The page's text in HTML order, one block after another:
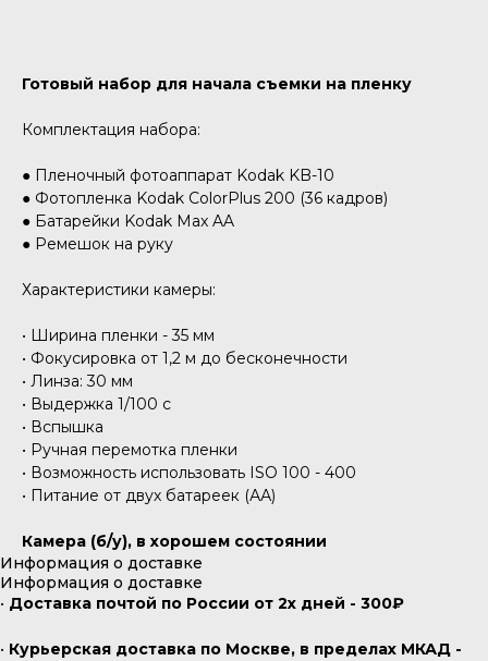
Готовый набор для начала съемки на пленку
Комплектация набора:
● Пленочный фотоаппарат Kodak KB-10
● Фотопленка Kodak ColorPlus 200 (36 кадров)
● Батарейки Kodak Max AA
● Ремешок на руку
Характеристики камеры:
• Ширина пленки - 35 мм
• Фокусировка от 1,2 м до бесконечности
• Линза: 30 мм
• Выдержка 1/100 c
• Вспышка
• Ручная перемотка пленки
• Возможность использовать ISO 100 - 400
• Питание от двух батареек (АА)
Камера (б/у), в хорошем состоянии
Информация о доставке
Информация о доставке
• Доставка почтой по России от 2х дней - 300₽
• Курьерская доставка по Москве, в пределах МКАД -